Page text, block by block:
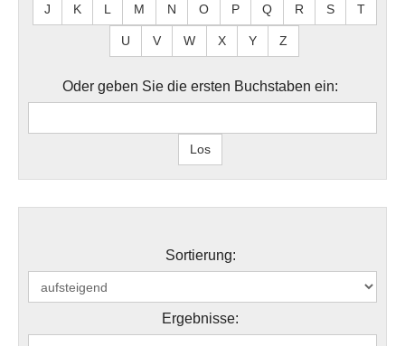
J K L M N O P Q R S T
U V W X Y Z
Oder geben Sie die ersten Buchstaben ein:
Sortierung:
Ergebnisse: